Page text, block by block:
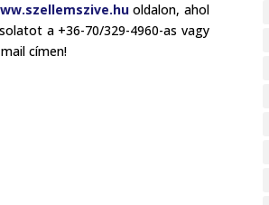
oldalon, ahol
a +36-70/329-4960-as vagy
címen!